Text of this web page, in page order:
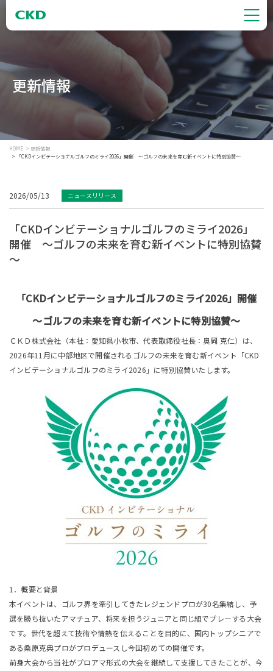
更新情報
HOME
更新情報
「CKDインビテーショナルゴルフのミライ2026」開催 ～ゴルフの未来を育む新イベントに特別協賛～
2026/05/13 ニュースリリース
「CKDインビテーショナルゴルフのミライ2026」
開催 ～ゴルフの未来を育む新イベントに特別協賛
～
「CKDインビテーショナルゴルフのミライ2026」開催
～ゴルフの未来を育む新イベントに特別協賛～
ＣＫＤ株式会社（本社：愛知県小牧市、代表取締役社長：奥岡 克仁）は、
2026年11月に中部地区で開催されるゴルフの未来を育む新イベント「CKD
インビテーショナルゴルフのミライ2026」に特別協賛いたします。
1．概要と背景
本イベントは、ゴルフ界を牽引してきたレジェンドプロが30名集結し、予
選を勝ち抜いたアマチュア、将来を担うジュニアと同じ組でプレーする大会
です。世代を超えて技術や情熱を伝えることを目的に、国内トップシニアで
ある桑原克典プロがプロデュースし今回初めての開催です。
前身大会から当社がプロアマ形式の大会を継続して支援してきたことが、今